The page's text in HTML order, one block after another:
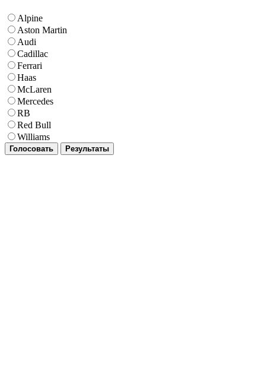
Alpine
Aston Martin
Audi
Cadillac
Ferrari
Haas
McLaren
Mercedes
RB
Red Bull
Williams
Голосовать Результаты